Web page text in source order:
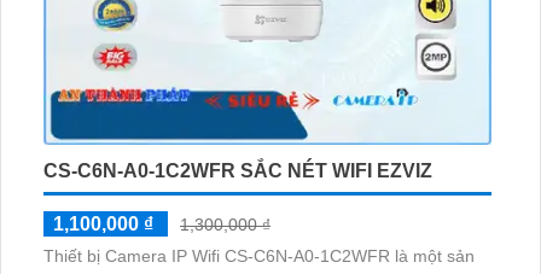
CS-C6N-A0-1C2WFR SẮC NÉT WIFI EZVIZ
1,100,000 ₫
1,300,000 ₫
Thiết bị Camera IP Wifi CS-C6N-A0-1C2WFR là một sản